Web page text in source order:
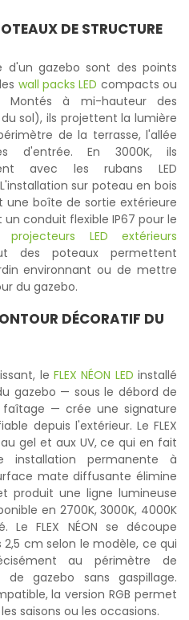
DE STRUCTURE
d'un gazebo sont des points
wall packs LED compacts ou
Montés à mi-hauteur des
sol), ils projettent la lumière
de la terrasse, l'allée
d'entrée. En 3000K, ils
avec les rubans LED
sur poteau en bois
boîte de sortie extérieure
conduit flexible IP67 pour le
projecteurs LED extérieurs
des poteaux permettent
environnant ou de mettre
du gazebo.
DÉCORATIF DU
le FLEX NÉON LED installé
gazebo — sous le débord de
— crée une signature
depuis l'extérieur. Le FLEX
au gel et aux UV, ce qui en fait
permanente à
mate diffusante élimine
produit une ligne lumineuse
en 2700K, 3000K, 4000K
Le FLEX NÉON se découpe
cm selon le modèle, ce qui
au périmètre de
gazebo sans gaspillage.
la version RGB permet
saisons ou les occasions.